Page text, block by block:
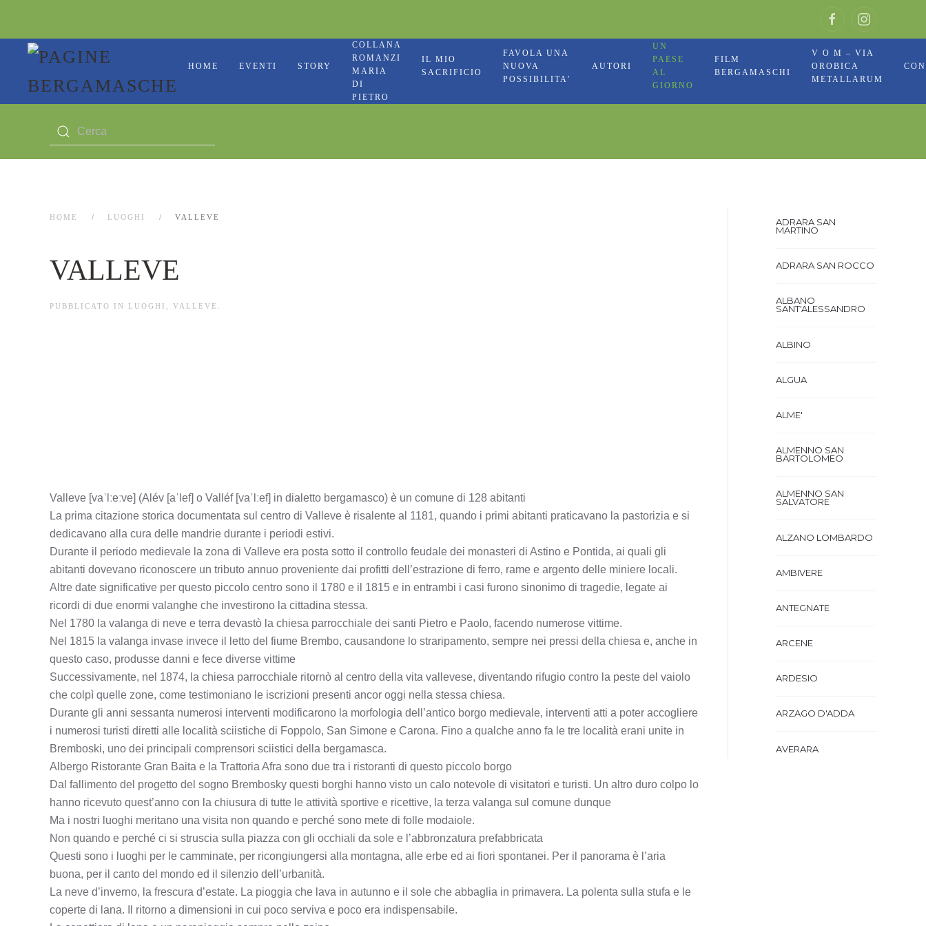
HOME EVENTI STORY
COLLANA
ROMANZI
MARIA
DI
PIETRO
IL MIO
SACRIFICIO
FAVOLA UNA
NUOVA
POSSIBILITA’
AUTORI
UN
PAESE
AL
GIORNO
FILM
BERGAMASCHI
V O M – VIA
OROBICA
METALLARUM
HOME LUOGHI VALLEVE
VALLEVE
PUBBLICATO IN LUOGHI VALLEVE
Valleve [vaˈlːeːve] (Alév [aˈlef] o Valléf [vaˈlːef] in dialetto bergamasco) è un comune di 128 abitanti
La prima citazione storica documentata sul centro di Valleve è risalente al 1181, quando i primi abitanti praticavano la pastorizia e si
dedicavano alla cura delle mandrie durante i periodi estivi.
Durante il periodo medievale la zona di Valleve era posta sotto il controllo feudale dei monasteri di Astino e Pontida, ai quali gli
abitanti dovevano riconoscere un tributo annuo proveniente dai profitti dell’estrazione di ferro, rame e argento delle miniere locali.
Altre date significative per questo piccolo centro sono il 1780 e il 1815 e in entrambi i casi furono sinonimo di tragedie, legate ai
ricordi di due enormi valanghe che investirono la cittadina stessa.
Nel 1780 la valanga di neve e terra devastò la chiesa parrocchiale dei santi Pietro e Paolo, facendo numerose vittime.
Nel 1815 la valanga invase invece il letto del fiume Brembo, causandone lo straripamento, sempre nei pressi della chiesa e, anche in
questo caso, produsse danni e fece diverse vittime
Successivamente, nel 1874, la chiesa parrocchiale ritornò al centro della vita vallevese, diventando rifugio contro la peste del vaiolo
che colpì quelle zone, come testimoniano le iscrizioni presenti ancor oggi nella stessa chiesa.
Durante gli anni sessanta numerosi interventi modificarono la morfologia dell’antico borgo medievale, interventi atti a poter accogliere
i numerosi turisti diretti alle località sciistiche di Foppolo, San Simone e Carona. Fino a qualche anno fa le tre località erani unite in
Bremboski, uno dei principali comprensori sciistici della bergamasca.
Albergo Ristorante Gran Baita e la Trattoria Afra sono due tra i ristoranti di questo piccolo borgo
Dal fallimento del progetto del sogno Brembosky questi borghi hanno visto un calo notevole di visitatori e turisti. Un altro duro colpo lo
hanno ricevuto quest’anno con la chiusura di tutte le attività sportive e ricettive, la terza valanga sul comune dunque
Ma i nostri luoghi meritano una visita non quando e perché sono mete di folle modaiole.
Non quando e perché ci si struscia sulla piazza con gli occhiali da sole e l’abbronzatura prefabbricata
Questi sono i luoghi per le camminate, per ricongiungersi alla montagna, alle erbe ed ai fiori spontanei. Per il panorama è l’aria
buona, per il canto del mondo ed il silenzio dell’urbanità.
La neve d’inverno, la frescura d’estate. La pioggia che lava in autunno e il sole che abbaglia in primavera. La polenta sulla stufa e le
coperte di lana. Il ritorno a dimensioni in cui poco serviva e poco era indispensabile.
ADRARA SAN
MARTINO
ADRARA SAN ROCCO
ALBANO
SANT'ALESSANDRO
ALBINO
ALGUA
ALME'
ALMENNO SAN
BARTOLOMEO
ALMENNO SAN
SALVATORE
ALZANO LOMBARDO
AMBIVERE
ANTEGNATE
ARCENE
ARDESIO
ARZAGO D'ADDA
AVERARA